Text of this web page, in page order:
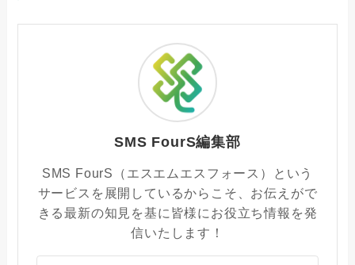
SMS FourS編集部
SMS FourS（エスエムエスフォース）という
サービスを展開しているからこそ、お伝えがで
きる最新の知見を基に皆様にお役立ち情報を発
信いたします！